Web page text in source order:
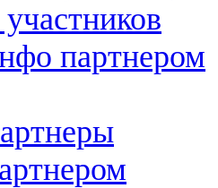
партнером